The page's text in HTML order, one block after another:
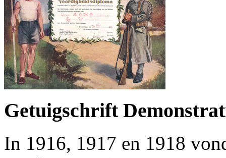
Getuigschrift
In 1916, 1917 en 1918